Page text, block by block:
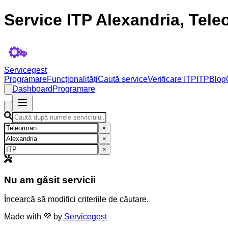
Service ITP Alexandria,
Servicegest
ProgramareFuncționalitățiCaută serviceVerificare ITP ITPBlog
Dashboard Programare
×
×
×
Nu am găsit servicii
Încearcă să modifici criteriile de căutare.
Made with 💜 by Servicegest